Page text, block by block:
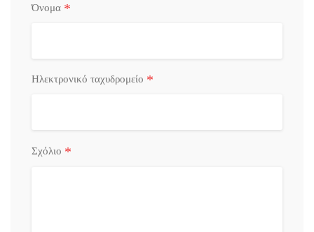
Όνομα *
Ηλεκτρονικό ταχυδρομείο *
Σχόλιο *